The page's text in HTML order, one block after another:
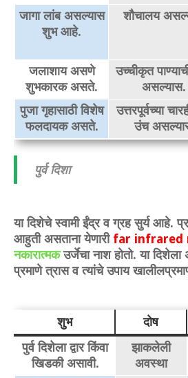
जागा लांब असल्यास
शुभ आहे.
शौचालय
जलाशाय असणे
शुभकारक असते.
उच्चीकृत
असल्यास.
पुजा गृहासाठी विशेष
फलदायक असते.
उत्तरपूर्वच्या
उंच
पुर्व दिशा
या दिशेचे स्वामी ईंद्र व ग्रह सुर्य आहे.
आहुती असताना येणारी far infrared
नकारात्मकउर्जेचा नाश होतो. या
प्रमाणे त्रास व त्यांचे उपाय
शुभ दोष
पुर्व दिशेला द्वार किंवा
खिडकी असावी.
झाकलेली
अवस्था